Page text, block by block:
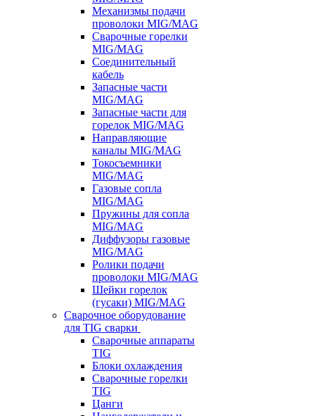
Механизмы подачи
проволоки MIG/MAG
Сварочные горелки
MIG/MAG
Соединительный
кабель
Запасные части
MIG/MAG
Запасные части для
горелок MIG/MAG
Направляющие
каналы MIG/MAG
Токосъемники
MIG/MAG
Газовые сопла
MIG/MAG
Пружины для сопла
MIG/MAG
Диффузоры газовые
MIG/MAG
Ролики подачи
проволоки MIG/MAG
Шейки горелок
(гусаки) MIG/MAG
Сварочное оборудование
для TIG сварки
Сварочные аппараты
TIG
Блоки охлаждения
Сварочные горелки
TIG
Цанги